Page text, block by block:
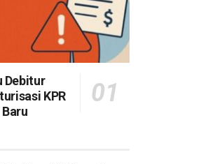
Debitur
KPR